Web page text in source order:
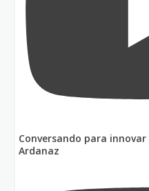
Conversando para
Ardanaz